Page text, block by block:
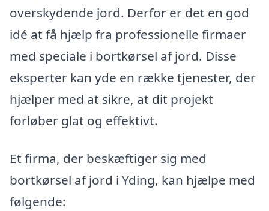
overskydende jord. Derfor er det en god
idé at få hjælp fra professionelle firmaer
med speciale i bortkørsel af jord. Disse
eksperter kan yde en række tjenester, der
hjælper med at sikre, at dit projekt
forløber glat og effektivt.
Et firma, der beskæftiger sig med
bortkørsel af jord i Yding, kan hjælpe med
følgende: